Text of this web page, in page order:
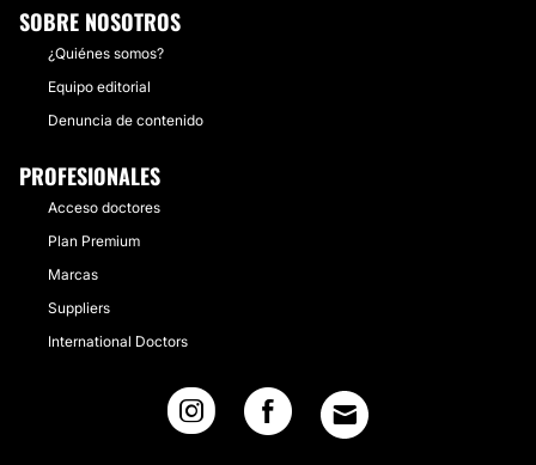
SOBRE NOSOTROS
¿Quiénes somos?
Equipo editorial
Denuncia de contenido
PROFESIONALES
Acceso doctores
Plan Premium
Marcas
Suppliers
International Doctors